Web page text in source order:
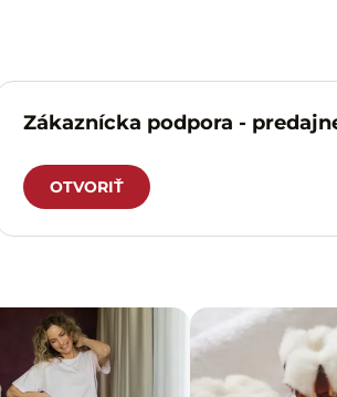
Zákaznícka podpora -
OTVORIŤ